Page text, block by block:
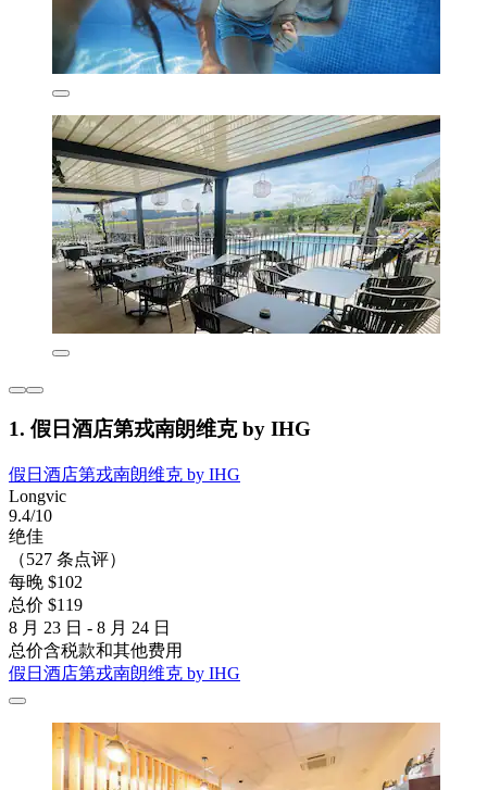
1. 假日酒店第戎南朗维克 by IHG
假日酒店第戎南朗维克 by IHG
Longvic
9.4/10
绝佳
（527 条点评）
每晚 $102
总价 $119
8 月 23 日 - 8 月 24 日
总价含税款和其他费用
假日酒店第戎南朗维克 by IHG